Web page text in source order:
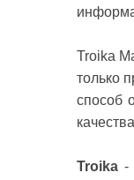
Troika
только
способ
Troika -